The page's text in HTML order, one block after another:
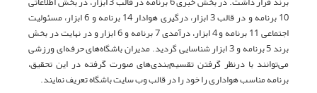
10 برنامه و در قالب 3 ابزار، درگیری هوادار 14 برنامه و 6 ابزار، مسئولیت
اجتماعی 11 برنامه و 4 ابزار، درآمدی 7 برنامه و 6 ابزار و در نهایت در بخش
برند 5 برنامه و 3 ابزار شناسایی گردید. مدیران باشگاه‌های حرفه‌ای ورزشی
می‌توانند با درنظر گرفتن تقسیم‌بندی‌های صورت گرفته در این تحقیق،
برنامه مناسب هواداری را خود را در قالب وب سایت باشگاه تعریف نمایند.